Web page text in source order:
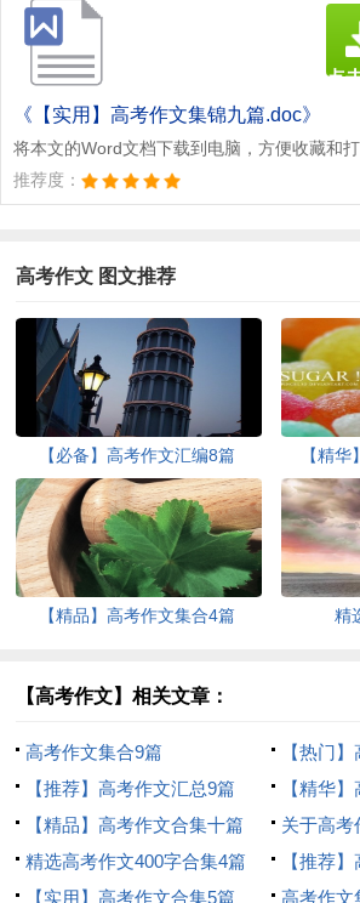
《【实用】高考作文集锦九篇.doc》
将本文的Word文档下载到电脑，方便收藏和
推荐度：
点
高考作文 图文推荐
【必备】高考作文汇编8篇 【精
【精品】高考作文集合4篇 精
【高考作文】相关文章：
高考作文集合9篇
【热门
【推荐】高考作文汇总9篇
【精华
【精品】高考作文合集十篇
关于高考
精选高考作文400字合集4篇
【推荐
【实用】高考作文合集5篇
高考作文